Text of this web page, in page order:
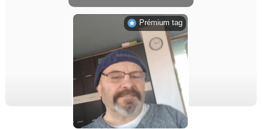
Prémium tag